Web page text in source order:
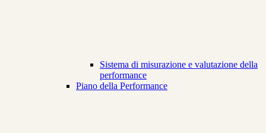
Sistema di misurazione e valutazione della
performance
Piano della Performance